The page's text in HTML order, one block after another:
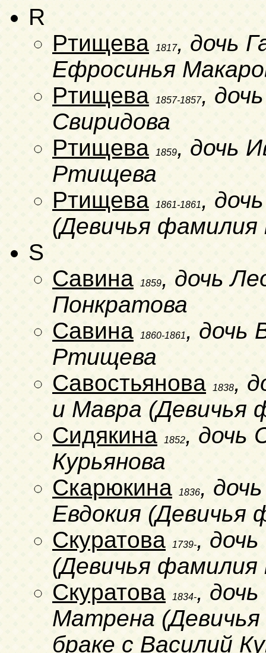
R
Ртищева
1817, дочь
Ефросинья
Ртищева
1857-1857,
Свиридова
Ртищева
1859, дочь
Ртищева
Ртищева
1861-1861,
(Девичья фамилия
S
Савина
1859, дочь
Понкратова
Савина
1860-1861, дочь
Ртищева
Савостьянова
1838,
и Мавра (Девичья
Сидякина
1852, дочь
Курьянова
Скарюкина
1836,
Евдокия (Девичья
Скуратова
1739-,
(Девичья фамилия
Скуратова
1834-,
Матрена
браке с Василий